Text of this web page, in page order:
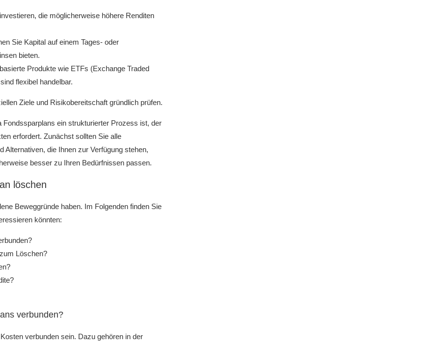
die möglicherweise höhere Renditen
Sie Kapital auf einem Tages- oder
bieten.
Produkte wie ETFs (Exchange Traded
flexibel handelbar.
Ziele und Risikobereitschaft gründlich prüfen.
ein strukturierter Prozess ist, der
erfordert. Zunächst sollten Sie alle
Alternativen, die Ihnen zur Verfügung stehen,
besser zu Ihren Bedürfnissen passen.
löschen
Beweggründe haben. Im Folgenden finden Sie
könnten:
Löschen?
verbunden?
verbunden sein. Dazu gehören in der